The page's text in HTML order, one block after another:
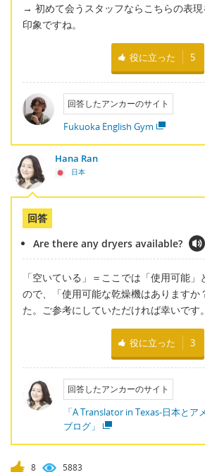
→ 初めて会うスタッフならこちらの表
印象ですね。
役に立った 5
回答したアンカーのサイト
Fukuoka English Gym
Hana Ran
日本
回答
Are there any dryers available?
「空いている」＝ここでは「使用可能」
ので、「使用可能な乾燥機はありますか
た。ご参考にしていただければ幸いです。
役に立った 3
回答したアンカーのサイト
「A Translator in Texas-日本とア
ブログ」
8 5883